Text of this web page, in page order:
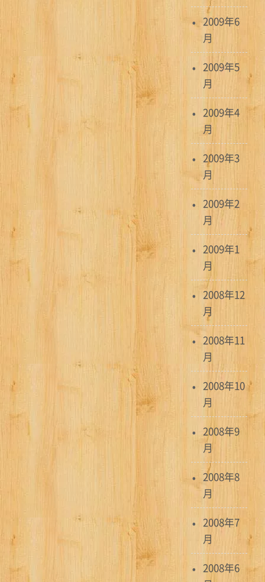
2009年6
月
2009年5
月
2009年4
月
2009年3
月
2009年2
月
2009年1
月
2008年12
月
2008年11
月
2008年10
月
2008年9
月
2008年8
月
2008年7
月
2008年6